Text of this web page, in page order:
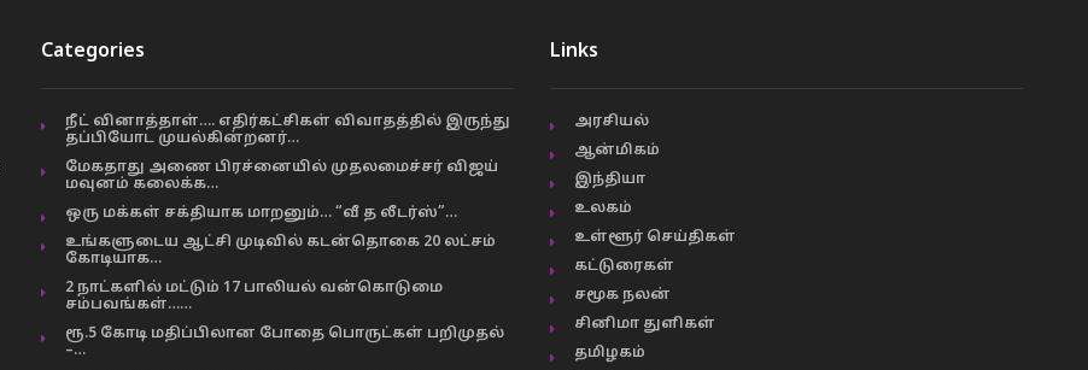
Categories
நீட் வினாத்தாள்…. எதிர்கட்சிகள் விவாதத்தில் இருந்து
தப்பியோட முயல்கின்றனர்…
மேகதாது அணை பிரச்னையில் முதலமைச்சர் விஜய்
மவுனம் கலைக்க…
ஒரு மக்கள் சக்தியாக மாறனும்… “வீ த லீடர்ஸ்”…
உங்களுடைய ஆட்சி முடிவில் கடன்தொகை 20 லட்சம்
கோடியாக…
2 நாட்களில் மட்டும் 17 பாலியல் வன்கொடுமை
சம்பவங்கள்……
ரூ.5 கோடி மதிப்பிலான போதை பொருட்கள் பறிமுதல்
–…
Links
அரசியல்
ஆன்மிகம்
இந்தியா
உலகம்
உள்ளூர் செய்திகள்
கட்டுரைகள்
சமூக நலன்
சினிமா துளிகள்
தமிழகம்